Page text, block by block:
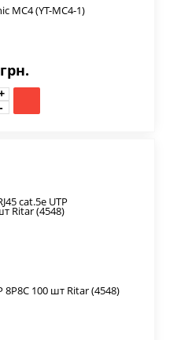
MC4 (YT-МС4-1)
8P8C 100 шт Ritar (4548)